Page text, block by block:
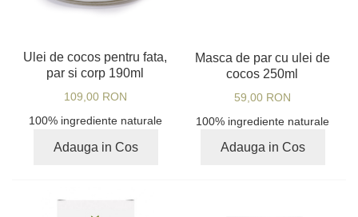
Ulei de cocos pentru fata,
par si corp 190ml
109,00 RON
100% ingrediente naturale
Adauga in Cos
Masca de par cu ulei de
cocos 250ml
59,00 RON
100% ingrediente naturale
Adauga in Cos